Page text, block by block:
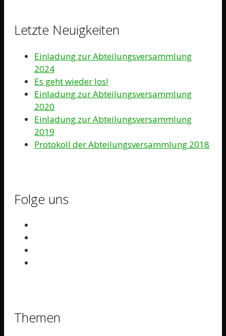
Letzte Neuigkeiten
Einladung zur Abteilungsversammlung
2024
Es geht wieder los!
Einladung zur Abteilungsversammlung
2020
Einladung zur Abteilungsversammlung
2019
Protokoll der Abteilungsversammlung 2018
Folge uns
Themen